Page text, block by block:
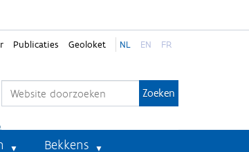
Publicaties Geoloket NL EN FR
Bekkens